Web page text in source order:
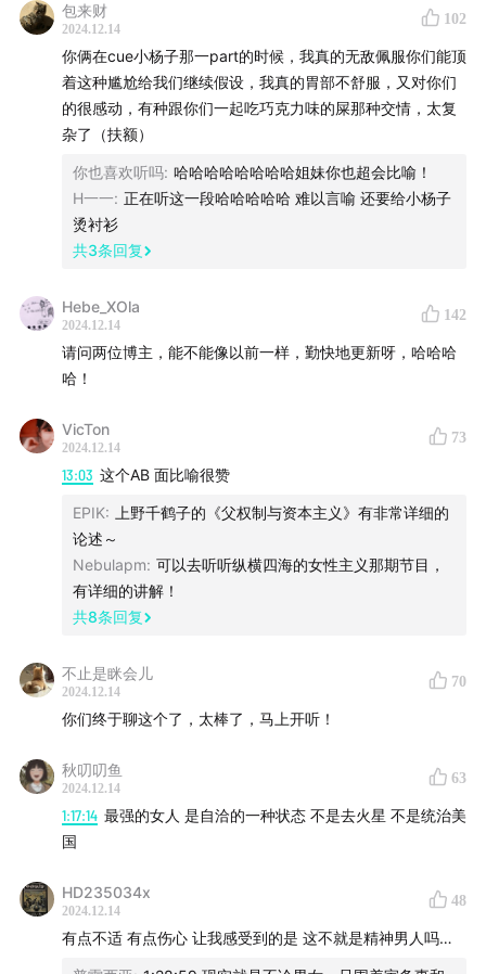
48:20 竹子：我支持黑子成为全职奶爸，但是我忍不住有
这么一个小要求，我是不是有问题？
很多男人希望自己的妻子“有点强”，但绝不能强到令
人生畏。
那个跟你一起杀A杀B的伴侣，大概什么模样？
近期治愈韩夏的瞬间，愿我们到老都有拥有精致的
小肌群。
79:45 韩夏：从前我希望自己做一个时刻痛苦的人，但现
在我希望自己可以“相对快乐”。
也要保持独立。
主流文化强调的“爱自己”，到底什么是爱自己？
本期节目提到的相关内容：
书籍：
影视作品：
《再见爱人》
《大法官金斯伯格》
《弗莱斯曼有麻烦了》
《老友记》
包来财
2024.12.14
102
你俩在cue小杨子那一part的时候，我真的无敌佩服你们能顶
着这种尴尬给我们继续假设，我真的胃部不舒服，又对你们
的很感动，有种跟你们一起吃巧克力味的屎那种交情，太复
杂了（扶额）
你也喜欢听吗: 哈哈哈哈哈哈哈哈姐妹你也超会比喻！
H一一: 正在听这一段哈哈哈哈哈 难以言喻 还要给小杨子
烫衬衫
共3条回复
Hebe_XOla
2024.12.14
142
请问两位博主，能不能像以前一样，勤快地更新呀，哈哈哈
哈！
VicTon
2024.12.14
73
13:03 这个AB 面比喻很赞
EPIK:
上野千鹤子的《父权制与资本主义》有非常详细的
论述～
Nebulapm: 可以去听听纵横四海的女性主义那期节目，
有详细的讲解！
共8条回复
不止是眯会儿
2024.12.14
70
你们终于聊这个了，太棒了，马上开听！
秋叨叨鱼
2024.12.14
63
1:17:14 最强的女人 是自洽的一种状态 不是去火星 不是统治美
国
HD235034x
2024.12.14
48
有点不适 有点伤心 让我感受到的是 这不就是精神男人吗…